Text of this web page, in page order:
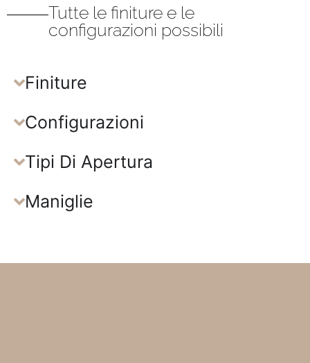
Tutte le finiture e le
configurazioni possibili
Finiture
Configurazioni
Tipi Di Apertura
Maniglie